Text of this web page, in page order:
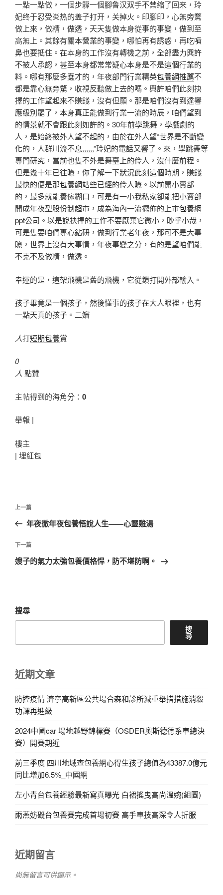
一點一點做，一個步驟一個腳鲁汉双手不禁缩了回来，玲
妃终于忍受炎热的盖子打开，关掉火。印腳印，心無旁騖
做上來，做精，做透，天天隻做本身從事的事變，做到至
高無上。其餘有關本營業的事變，哪怕再有誘惑，再吃噴
鼻也要抵住。在本身的工作沒有轉機之前，全部盡力興許
不被人承認，甚至本身都常常疑心本身是不是這個行業的
料。哪有那麼多蠢才的，年夜部門行業精英包養網推薦不
都是靠心無旁騖，收視反聽做上去的嗎。興許咱們此刻抉
擇的工作望起來不賺錢，沒有但願。那是咱們沒有到達響
應級別罷了，本身真正能做到行業一流的時辰，咱們望到
的情景就不會跟此刻如許的。30年前學跳舞，學戲劇的
人，是始終被外人望不起的，由於在外人望“世界是不斷變
化的，人群川流不息,,,,,,”玲妃的電話又響了。來，學跳舞等
專門研究，當前也隻不外是舞臺上的伶人，沒什麼前程。
但是幾十年已往瞭，你了解一下狀況此刻這個時期，賺錢
最快的便是那包養網站些已經的伶人瞭。以前開小賣部
的，最多就能養傢糊口，可是有一小我私家卻能把小賣部
開成年夜型股份制超市，成為海內一流擺佈的上市包養網
ppt公司。以是說抉擇的工作不要厭棄它微小，眇乎小哉，
可是隻要咱們專心鉆研，做到行業老年夜，那可不是大事
瞭，世界上沒有大事情，年夜事變之分，有的是望咱們能
不克不及做精，做透。
幸運的是，這架飛機是舊的飛機，它從鎖打開外部輸入。
孩子畢竟是一個孩子，然後懂事的孩子在大人眼裡，也有
一點天真的孩子。二嬸
人打短期包養賞
0
人 點贊
主帖得到的海角分： 0
舉報 |
樓主
| 埋紅包
文
導
覽
上
一
文
章
上一篇
年夜徹年夜包養悟說人生——心靈雞湯
下
一
下一篇
嫂子的氣力太強包養價格悍，防不堪防啊。
搜尋
搜
尋
近期文章
防控疫情 濟寧高新區公共場合森和診所減重舉措措施消殺
功課再進級
2024中國car 場地越野錦標賽（OSDER奧斯德德系車總決
賽）開賽期近
前三季度 四川地域查包養網心得生孩子總值為43387.0億元
同比增加6.5%_中國網
左小青台包養經驗最新寫真曝光 白裙搖曳高尚溫婉(組圖)
雨燕妨礙台包養賽完成首場初賽 高手車技高深令人折服
近期留言
尚無留言可供顯示。